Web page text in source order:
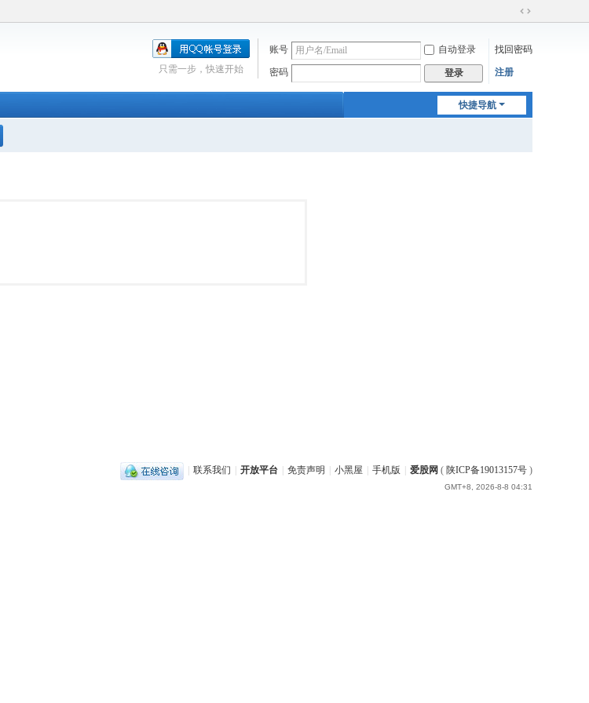
切
到
账号 自动登录 找回密码
密码 登录 注册
只需一步，快速开始
快捷导航
联系我们 开放平台 免责声明 小黑屋 手机版 爱股网 ( 陕ICP备19013157号 )
GMT+8, 2026-8-8 04:31